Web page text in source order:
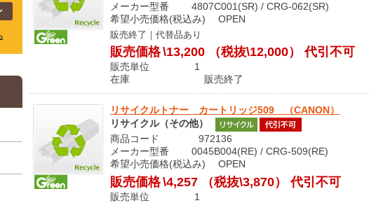
メーカー型番 4807C001(SR) / CRG-062(SR)
希望小売価格(税込み) OPEN
販売終了｜代替品あり
販売価格\13,200 （税抜\12,000） 代引不可
販売単位 1
在庫 販売終了
リサイクルトナー カートリッジ509 （CANON）
リサイクル（その他）
商品コード 972136
メーカー型番 0045B004(RE) / CRG-509(RE)
希望小売価格(税込み) OPEN
販売価格\4,257 （税抜\3,870） 代引不可
販売単位 1